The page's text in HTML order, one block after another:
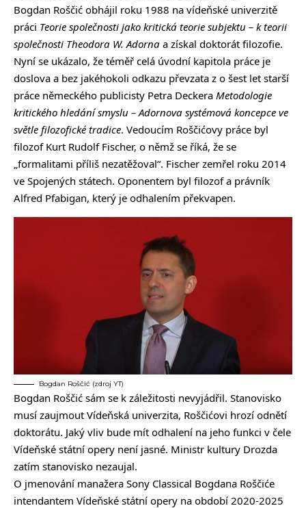
Bogdan Roščić obhájil roku 1988 na vídeňské univerzitě
práci Teorie společnosti jako kritická teorie subjektu – k teorii
společnosti Theodora W. Adorna a získal doktorát filozofie.
Nyní se ukázalo, že téměř celá úvodní kapitola práce je
doslova a bez jakéhokoli odkazu převzata z o šest let starší
práce německého publicisty Petra Deckera Metodologie
kritického hledání smyslu – Adornova systémová koncepce ve
světle filozofické tradice. Vedoucím Roščićovy práce byl
filozof Kurt Rudolf Fischer, o němž se říká, že se
„formalitami příliš nezatěžoval“. Fischer zemřel roku 2014
ve Spojených státech. Oponentem byl filozof a právník
Alfred Pfabigan, který je odhalením překvapen.
Bogdan Roščić (zdroj YT)
Bogdan Roščić sám se k záležitosti nevyjádřil. Stanovisko
musí zaujmout Vídeňská univerzita, Roščićovi hrozí odnětí
doktorátu. Jaký vliv bude mít odhalení na jeho funkci v čele
Vídeňské státní opery není jasné. Ministr kultury Drozda
zatím stanovisko nezaujal.
O jmenování manažera Sony Classical Bogdana Roščiće
intendantem Vídeňské státní opery na období 2020-2025